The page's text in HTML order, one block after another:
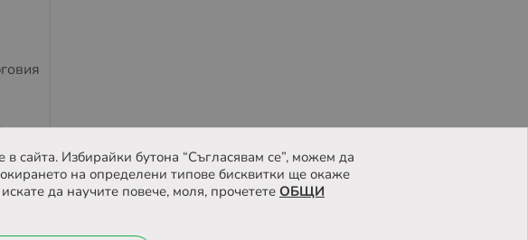
сайта. Избирайки бутона “Съгласявам се”, можем да
на определени типове бисквитки ще окаже
да научите повече, моля, прочетете ОБЩИ